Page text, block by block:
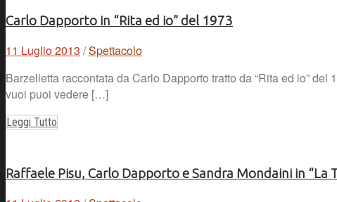
Carlo Dapporto in “Rita ed io” del 1973
11 Luglio 2013 /Spettacolo
Barzelletta raccontata da Carlo Dapporto tratto da “Rita ed io”
vuoi puoi vedere […]
Leggi Tutto
Raffaele Pisu, Carlo Dapporto e Sandra Mondaini in “La